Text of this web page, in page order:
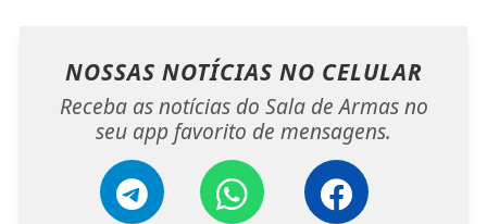
NOSSAS NOTÍCIAS NO CELULAR
Receba as notícias do Sala de Armas no
seu app favorito de mensagens.